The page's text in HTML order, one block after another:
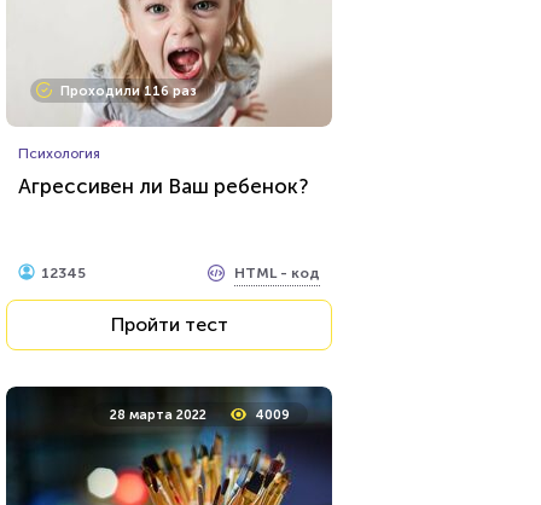
Проходили 116 раз
Психология
Агрессивен ли Ваш ребенок?
12345 HTML - код
Пройти тест
28 марта 2022 4009